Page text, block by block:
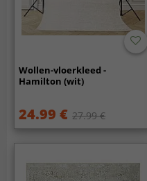
Wollen-vloerkleed -
Hamilton (wit)
24.99 € 27.99 €